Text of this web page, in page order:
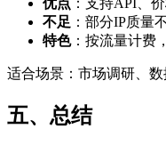
不足 ：部分IP质量
特色：按流量计费
适合场景：市场调研、
五、总结